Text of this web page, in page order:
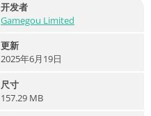
开发者
Gamegou Limited
更新
2025年6月19日
尺寸
157.29 MB